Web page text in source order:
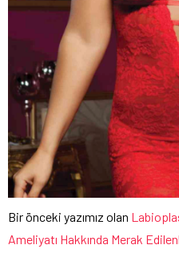
Bir önceki yazımız olan
Ameliyatı Hakkında Merak